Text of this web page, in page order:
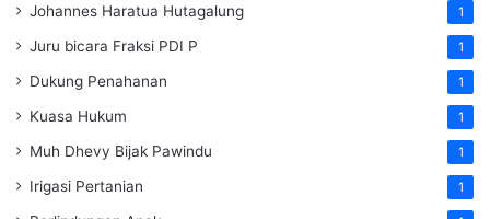
Johannes Haratua Hutagalung 1
Juru bicara Fraksi PDI P 1
Dukung Penahanan 1
Kuasa Hukum 1
Muh Dhevy Bijak Pawindu 1
Irigasi Pertanian 1